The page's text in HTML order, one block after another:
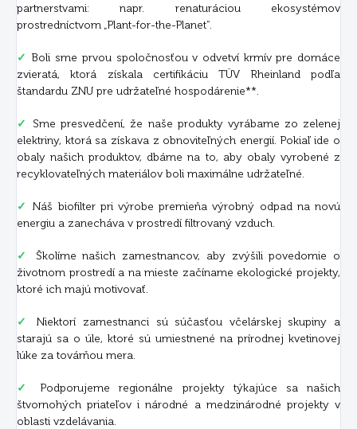
partnerstvami: napr. renaturáciou ekosystémov
prostredníctvom „Plant-for-the-Planet“.
✓ Boli sme prvou spoločnosťou v odvetví krmív pre domáce
zvieratá, ktorá získala certifikáciu TÜV Rheinland podľa
štandardu ZNU pre udržateľné hospodárenie**.
✓
Sme presvedčení, že naše produkty vyrábame zo zelenej
elektriny, ktorá sa získava z obnoviteľných energií. Pokiaľ ide o
obaly našich produktov, dbáme na to, aby obaly vyrobené z
recyklovateľných materiálov boli maximálne udržateľné.
✓ Náš biofilter pri výrobe premieňa výrobný odpad na novú
energiu a zanecháva v prostredí filtrovaný vzduch.
✓
Školíme našich zamestnancov, aby zvýšili povedomie o
životnom prostredí a na mieste začíname ekologické projekty,
ktoré ich majú motivovať.
✓
Niektorí zamestnanci sú súčasťou včelárskej skupiny a
starajú sa o úle, ktoré sú umiestnené na prírodnej kvetinovej
lúke za továrňou mera.
✓
Podporujeme regionálne projekty týkajúce sa našich
štvornohých priateľov i národné a medzinárodné projekty v
oblasti vzdelávania.